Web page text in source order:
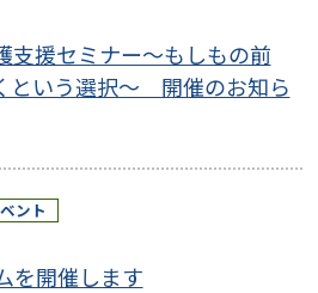
支援セミナー～もしもの前
という選択～ 開催のお知ら
ント
を開催します